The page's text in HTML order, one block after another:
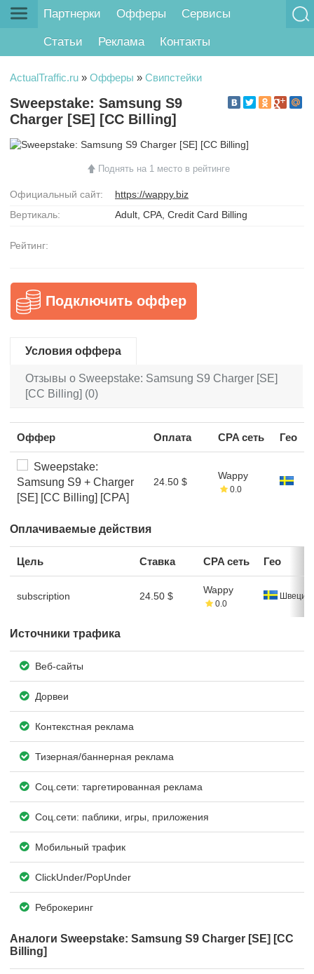
Партнерки Офферы Сервисы
Статьи Реклама Контакты
ActualTraffic.ru » Офферы » Свипстейки
Sweepstake: Samsung S9
Charger [SE] [CC Billing]
Поднять на 1 место в рейтинге
Официальный сайт:
https://wappy.biz
Вертикаль:
Adult, CPA, Credit Card Billing
Рейтинг:
Подключить оффер
Условия оффера
Отзывы о Sweepstake: Samsung S9 Charger [SE]
[CC Billing] (0)
Оффер Оплата CPA сеть Гео
Sweepstake:
Samsung S9 + Charger
[SE] [CC Billing] [CPA]
24.50 $
Wappy
0.0
Оплачиваемые действия
Цель Ставка CPA сеть Гео
subscription 24.50 $
Wappy
0.0
Швеция
Источники трафика
Веб-сайты
Дорвеи
Контекстная реклама
Тизерная/баннерная реклама
Соц.сети: таргетированная реклама
Соц.сети: паблики, игры, приложения
Мобильный трафик
ClickUnder/PopUnder
Реброкеринг
Аналоги Sweepstake: Samsung S9 Charger [SE] [CC
Billing]